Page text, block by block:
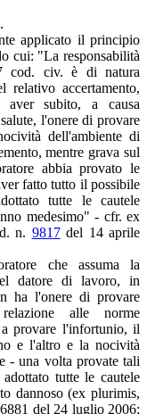
applicato il principio
cui: "La responsabilità
cod. civ. è di natura
accertamento,
subito, a causa
l'onere di provare
dell'ambiente di
mentre grava sul
abbia provato le
fatto tutto il possibile
tutte le cautele
medesimo" - cfr. ex
n. 9817del 14 aprile
che assuma la
datore di lavoro, in
ha l'onere di provare
alle norme
a provare l'infortunio, il
e l'altro e la nocività
- una volta provate tali
tutte le cautele
dannoso (ex plurimis,
del 24 luglio 2006;